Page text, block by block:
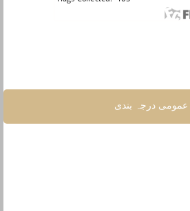
عمومی درجہ بندی